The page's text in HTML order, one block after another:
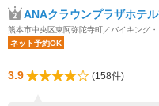
ANAクラウンプラザホテ
熊本市中央区東阿弥陀寺町／バイキング
ネット予約OK
3.9 (158件)